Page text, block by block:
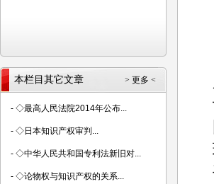
> 更多 <
本栏目其它文章
- ◇最高人民法院2014年公布...
- ◇日本知识产权审判...
- ◇中华人民共和国专利法新旧对...
- ◇论物权与知识产权的关系...